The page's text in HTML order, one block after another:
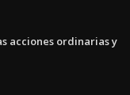
acciones ordinarias y